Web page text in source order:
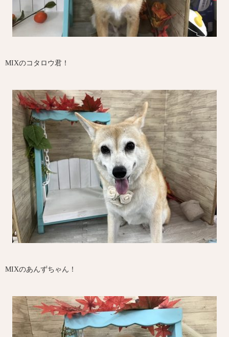
MIXのコタロウ君！
MIXのあんずちゃん！